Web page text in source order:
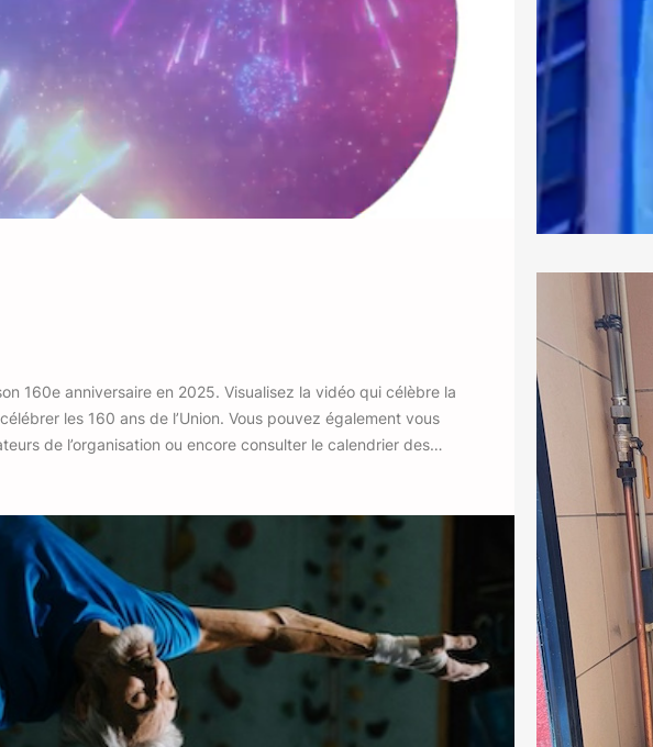
160e anniversaire en 2025. Visualisez la vidéo qui célèbre la
les 160 ans de l’Union. Vous pouvez également vous
de l’organisation ou encore consulter le calendrier des…
– 20
de
toute